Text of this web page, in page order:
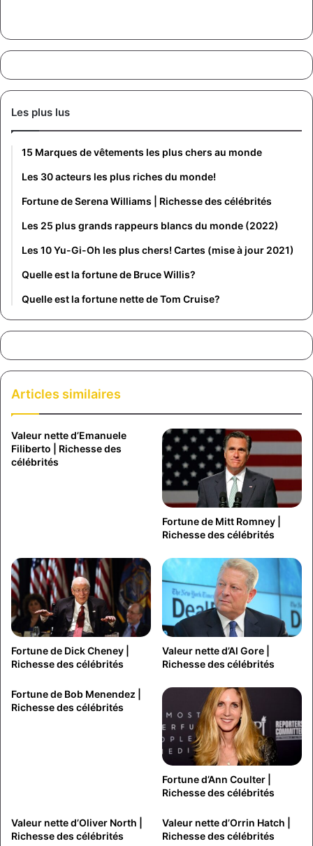
Les plus lus
15 Marques de vêtements les plus chers au monde
Les 30 acteurs les plus riches du monde!
Fortune de Serena Williams | Richesse des célébrités
Les 25 plus grands rappeurs blancs du monde (2022)
Les 10 Yu-Gi-Oh les plus chers! Cartes (mise à jour 2021)
Quelle est la fortune de Bruce Willis?
Quelle est la fortune nette de Tom Cruise?
Articles similaires
Valeur nette d’Emanuele
Filiberto | Richesse des
célébrités
Fortune de Mitt Romney |
Richesse des célébrités
Fortune de Dick Cheney |
Richesse des célébrités
Valeur nette d’Al Gore |
Richesse des célébrités
Fortune de Bob Menendez |
Richesse des célébrités
Fortune d’Ann Coulter |
Richesse des célébrités
Valeur nette d’Oliver North |
Richesse des célébrités
Valeur nette d’Orrin Hatch |
Richesse des célébrités